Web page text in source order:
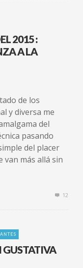
2015 :
A LA
de los
y diversa me
del
pasando
del placer
van más allá sin
12
GUSTATIVA